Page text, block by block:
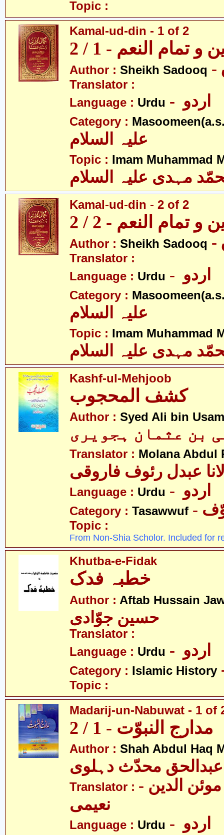
Topic :
Kamal-ud-din - 1 of 2
و تمام النعم - 1 / 2
Author : Sheikh Sadooq
Translator :
Language : Urdu
Category :
Topic : Imam Muhammad
مہدی علیہ السلام
Kamal-ud-din - 2 of 2
و تمام النعم - 2 / 2
Author : Sheikh Sadooq
Translator :
Language : Urdu
Category :
Topic : Imam Muhammad
مہدی علیہ السلام
Kashf-ul-Mehjoob
کشف المحجوب
Author : Syed Ali bin
بن عثمان ہجویری
Translator : Molana Abdul
عبدل رئوف فاروقی
Language : Urdu
Category : Tasawwuf
Topic :
From Non-Shia Scholor. Included for
Khutba-e-Fidak
خطبہ فدک
Author : Aftab Hussain
Translator :
Language : Urdu
Category : Islamic History
Topic :
Madarij-un-Nabuwat - 1 of
مدارج النبوّت - 1 / 2
Author : Shah Abdul Haq
محدّث دہلوی
Translator : - سیّد غلام موئن الدین
Language : Urdu